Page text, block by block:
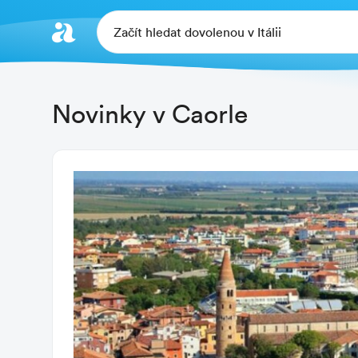
Začít hledat dovolenou v Itálii
Novinky v Caorle